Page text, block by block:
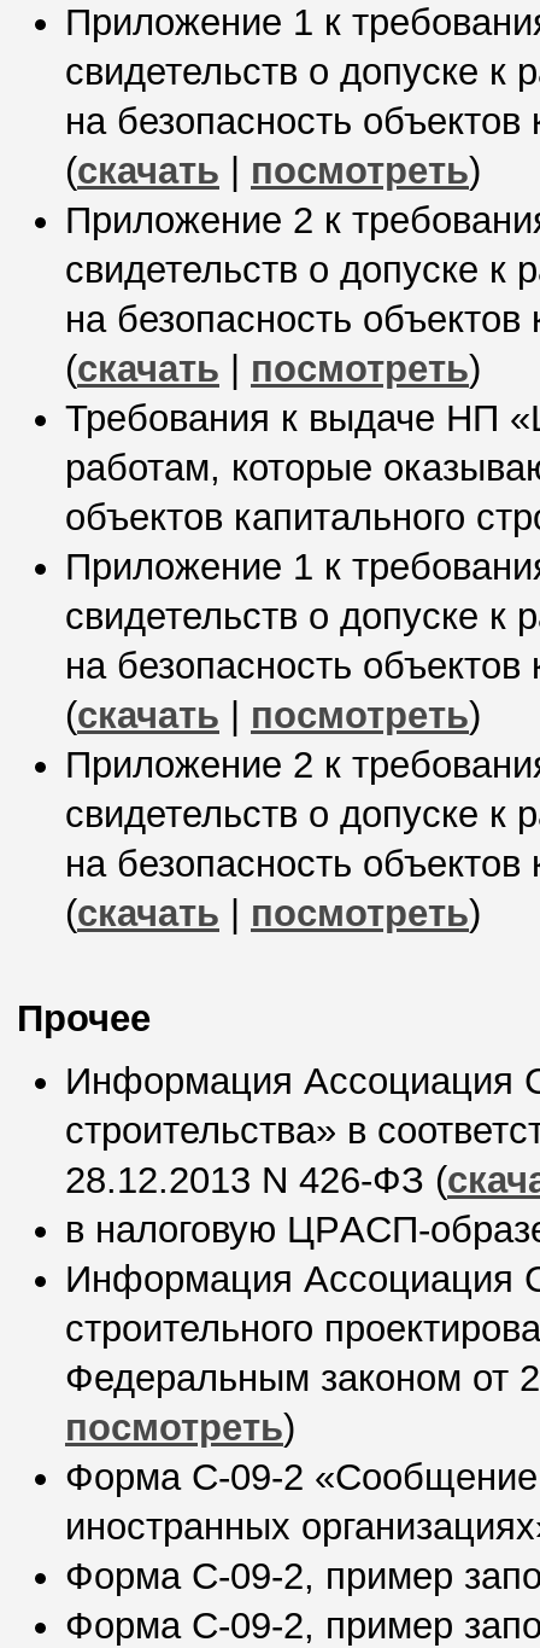
Приложение 1 к
свидетельств о допуске к
на безопасность объектов
(скачать посмотреть)
Приложение 2 к
свидетельств о допуске к
на безопасность объектов
(скачать посмотреть)
Требования к выдаче НП
работам, которые
объектов капитального
Приложение 1 к
свидетельств о допуске к
на безопасность объектов
(скачать посмотреть)
Приложение 2 к
свидетельств о допуске к
на безопасность объектов
(скачать посмотреть)
Прочее
Информация Ассоциация
строительства» в
28.12.2013 N 426-ФЗ (
в налоговую ЦРAСП-
Информация Ассоциация
строительного
Федеральным законом от
посмотреть)
Форма С-09-2 «Сообщение
иностранных
Форма С-09-2, пример
Форма С-09-2, пример